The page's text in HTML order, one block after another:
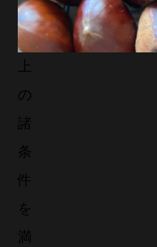
の
諸
条
件
を
満